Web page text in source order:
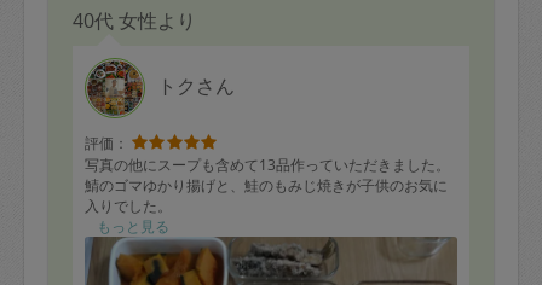
40代 女性より
トクさん
評価：
写真の他にスープも含めて13品作っていただきました。
鯖のゴマゆかり揚げと、鮭のもみじ焼きが子供のお気に
入りでした。
もっと見る